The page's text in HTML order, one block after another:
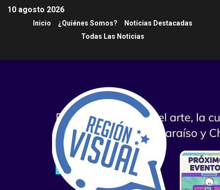
10 agosto 2026
Inicio ¿Quiénes Somos?
Noticias Destacadas
Todas Las Noticias